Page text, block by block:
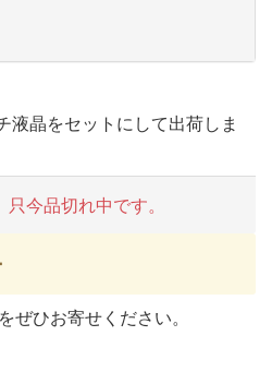
液晶をセットにして出荷しま
今品切れ中です。
ぜひお寄せください。